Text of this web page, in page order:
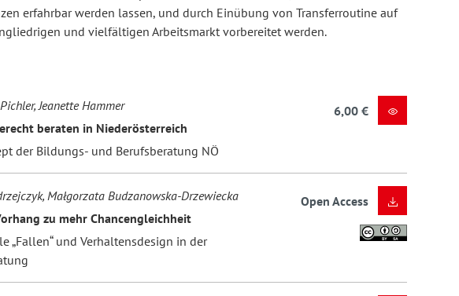
erfahrbar werden lassen, und durch Einübung von Transferroutine auf
und vielfältigen Arbeitsmarkt vorbereitet werden.
Jeanette Hammer
beraten in Niederösterreich
der Bildungs- und Berufsberatung NÖ
6,00 €
Małgorzata Budzanowska-Drzewiecka
zu mehr Chancengleichheit
„Fallen“ und Verhaltensdesign in der
Open Access